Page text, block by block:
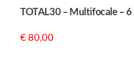
TOTAL30 – Multifocale –
€ 80,00